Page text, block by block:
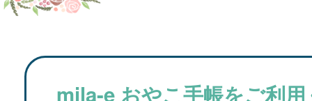
mila-e おやこ手帳をご利